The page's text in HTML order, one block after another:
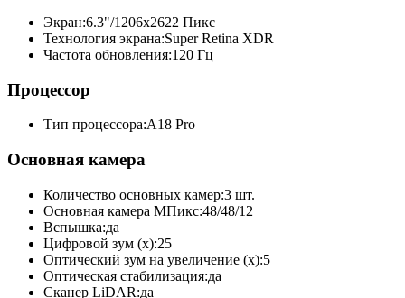
Экран:6.3"/1206x2622 Пикс
Технология экрана:Super Retina XDR
Частота обновления:120 Гц
Процессор
Тип процессора:A18 Pro
Основная камера
Количество основных камер:3 шт.
Основная камера МПикс:48/48/12
Вспышка:да
Цифровой зум (x):25
Оптический зум на увеличение (x):5
Оптическая стабилизация:да
Сканер LiDAR:да